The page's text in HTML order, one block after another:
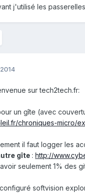
j'utilisé les
sur tech2tech.fr:
un gîte (avec
chroniques-micro/
il faut logger les
gîte : http://
seulement 1% des
softvision